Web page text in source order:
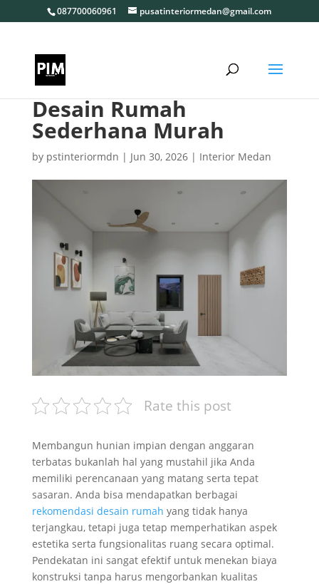
087700060961 pusatinteriormedan@gmail.com
Desain Rumah
Sederhana Murah
by pstinteriormdn | Jun 30, 2026| Interior Medan
Rate this post
Membangun hunian impian dengan anggaran
terbatas bukanlah hal yang mustahil jika Anda
memiliki perencanaan yang matang serta tepat
sasaran. Anda bisa mendapatkan berbagai
rekomendasi desain rumah yang tidak hanya
terjangkau, tetapi juga tetap memperhatikan aspek
estetika serta fungsionalitas ruang secara optimal.
Pendekatan ini sangat efektif untuk menekan biaya
konstruksi tanpa harus mengorbankan kualitas